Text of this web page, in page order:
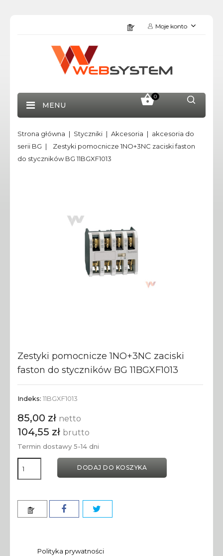
Moje konto
0
MENU
Strona główna Styczniki Akcesoria
akcesoria do
serii BG
Zestyki pomocnicze 1NO+3NC zaciski faston
do styczników BG 11BGXF1013
Zestyki pomocnicze 1NO+3NC zaciski
faston do styczników BG 11BGXF1013
Indeks: 11BGXF1013
85,00 zł netto
104,55 zł brutto
Termin dostawy 5-14 dni
DODAJ DO KOSZYKA
Polityka prywatności